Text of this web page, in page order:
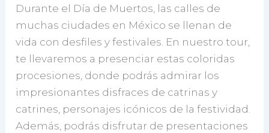
Durante el Día de Muertos, las calles de
muchas ciudades en México se llenan de
vida con desfiles y festivales. En nuestro tour,
te llevaremos a presenciar estas coloridas
procesiones, donde podrás admirar los
impresionantes disfraces de catrinas y
catrines, personajes icónicos de la festividad.
Además, podrás disfrutar de presentaciones